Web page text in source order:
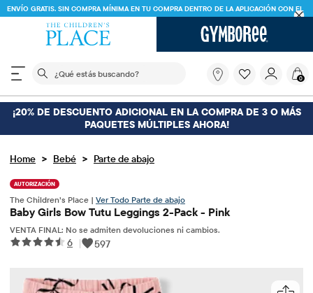
ENVÍO GRATIS. SIN COMPRA MÍNIMA EN TU COMPRA DENTRO DE LA APLICACIÓN CON EL
CÓDIGO
El siguiente campo de búsqueda filtra las
buscando?
0
¡20% DE DESCUENTO ADICIONAL EN LA COMPRA DE 3 O MÁS
PAQUETES MÚLTIPLES AHORA!
Home > Bebé > Parte de abajo
AUTORIZACIÓN
The Children’s Place | Ver Todo Parte de abajo
Baby Girls Bow Tutu Leggings 2-Pack - Pink
VENTA FINAL: No se admiten devoluciones ni cambios.
6 | 597